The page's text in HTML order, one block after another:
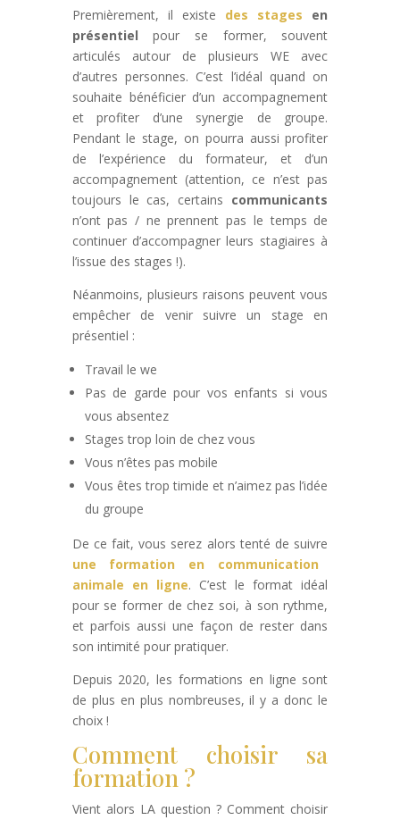
Premièrement, il existe des stages en
présentiel pour se former, souvent
articulés autour de plusieurs WE avec
d’autres personnes. C’est l’idéal quand on
souhaite bénéficier d’un accompagnement
et profiter d’une synergie de groupe.
Pendant le stage, on pourra aussi profiter
de l’expérience du formateur, et d’un
accompagnement (attention, ce n’est pas
toujours le cas, certains communicants
n’ont pas / ne prennent pas le temps de
continuer d’accompagner leurs stagiaires à
l’issue des stages !).
Néanmoins, plusieurs raisons peuvent vous
empêcher de venir suivre un stage en
présentiel :
Travail le we
Pas de garde pour vos enfants si vous
vous absentez
Stages trop loin de chez vous
Vous n’êtes pas mobile
Vous êtes trop timide et n’aimez pas l’idée
du groupe
De ce fait, vous serez alors tenté de suivre
une formation en communication
animale en ligne. C’est le format idéal
pour se former de chez soi, à son rythme,
et parfois aussi une façon de rester dans
son intimité pour pratiquer.
Depuis 2020, les formations en ligne sont
de plus en plus nombreuses, il y a donc le
choix !
Comment choisir sa
formation ?
Vient alors LA question ? Comment choisir